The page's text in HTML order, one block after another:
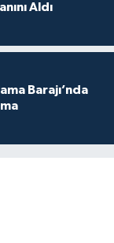
Aldı
Barajı’nda